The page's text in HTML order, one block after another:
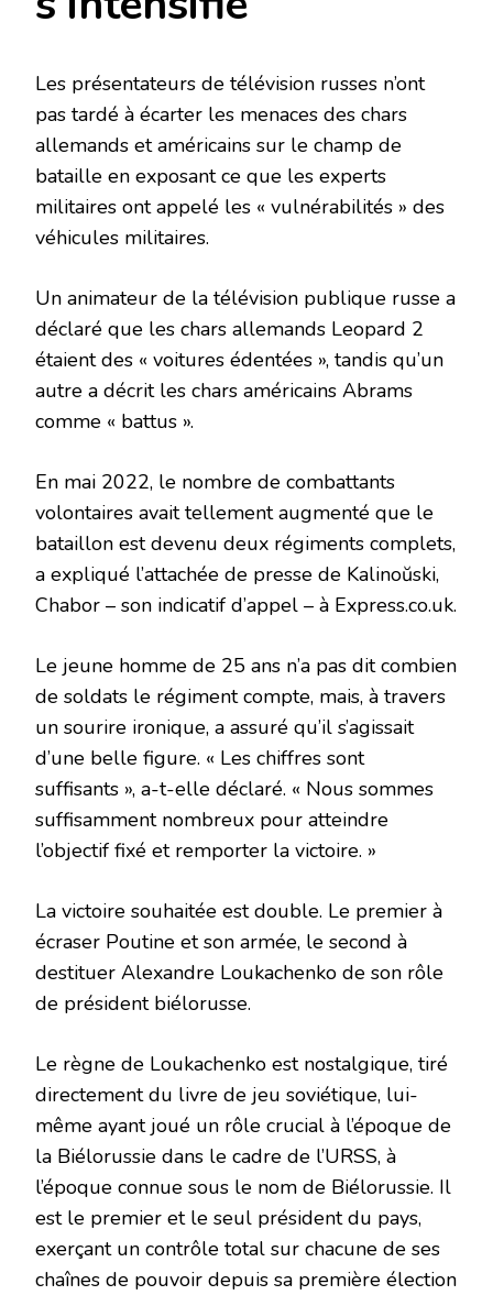
Les présentateurs de télévision russes n’ont
pas tardé à écarter les menaces des chars
allemands et américains sur le champ de
bataille en exposant ce que les experts
militaires ont appelé les « vulnérabilités » des
véhicules militaires.
Un animateur de la télévision publique russe a
déclaré que les chars allemands Leopard 2
étaient des « voitures édentées », tandis qu’un
autre a décrit les chars américains Abrams
comme « battus ».
En mai 2022, le nombre de combattants
volontaires avait tellement augmenté que le
bataillon est devenu deux régiments complets,
a expliqué l’attachée de presse de Kalinoŭski,
Chabor – son indicatif d’appel – à Express.co.uk.
Le jeune homme de 25 ans n’a pas dit combien
de soldats le régiment compte, mais, à travers
un sourire ironique, a assuré qu’il s’agissait
d’une belle figure. « Les chiffres sont
suffisants », a-t-elle déclaré. « Nous sommes
suffisamment nombreux pour atteindre
l’objectif fixé et remporter la victoire. »
La victoire souhaitée est double. Le premier à
écraser Poutine et son armée, le second à
destituer Alexandre Loukachenko de son rôle
de président biélorusse.
Le règne de Loukachenko est nostalgique, tiré
directement du livre de jeu soviétique, lui-
même ayant joué un rôle crucial à l’époque de
la Biélorussie dans le cadre de l’URSS, à
l’époque connue sous le nom de Biélorussie. Il
est le premier et le seul président du pays,
exerçant un contrôle total sur chacune de ses
chaînes de pouvoir depuis sa première élection